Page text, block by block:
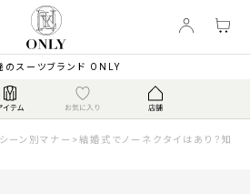
のスーツブランド ONLY
ーン別マナー >結婚式でノーネクタイはあり？知っ